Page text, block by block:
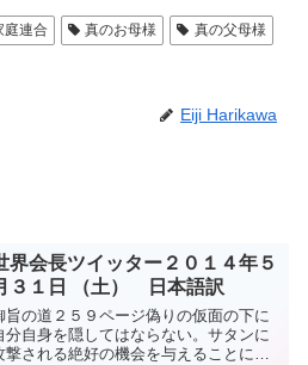
庭連合 真のお母様
真の父母様
Eiji Harikawa
界会長ツイッター２０１４年５
３１日 （土） 日本語訳
旨の道２５９ページ偽りの仮面の下に
分自身を隠してはならない。サタンに
撃される絶好の機会を与えることにな